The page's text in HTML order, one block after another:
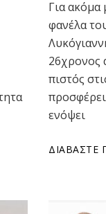
Για ακόμα
φανέλα
26χρονος
πιστός
ενόψει
ΔΙΑΒΆΣΤΕ